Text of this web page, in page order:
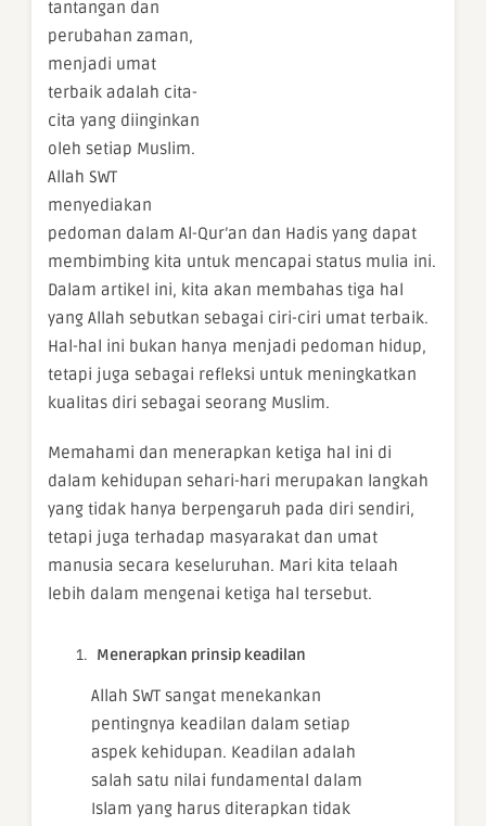
tantangan dan
perubahan zaman,
menjadi umat
terbaik adalah cita-
cita yang diinginkan
oleh setiap Muslim.
Allah SWT
menyediakan
pedoman dalam Al-Qur’an dan Hadis yang dapat
membimbing kita untuk mencapai status mulia ini.
Dalam artikel ini, kita akan membahas tiga hal
yang Allah sebutkan sebagai ciri-ciri umat terbaik.
Hal-hal ini bukan hanya menjadi pedoman hidup,
tetapi juga sebagai refleksi untuk meningkatkan
kualitas diri sebagai seorang Muslim.
Memahami dan menerapkan ketiga hal ini di
dalam kehidupan sehari-hari merupakan langkah
yang tidak hanya berpengaruh pada diri sendiri,
tetapi juga terhadap masyarakat dan umat
manusia secara keseluruhan. Mari kita telaah
lebih dalam mengenai ketiga hal tersebut.
Menerapkan prinsip keadilan
Allah SWT sangat menekankan
pentingnya keadilan dalam setiap
aspek kehidupan. Keadilan adalah
salah satu nilai fundamental dalam
Islam yang harus diterapkan tidak